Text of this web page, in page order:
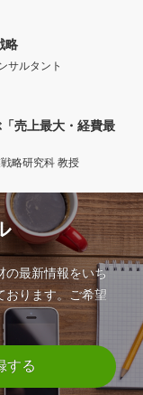
略
サルタント
売上最大・経費最
略研究科 教授
の最新情報をいち
おります。ご希望
する